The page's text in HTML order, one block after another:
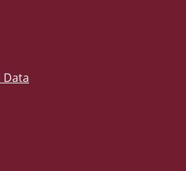
Data